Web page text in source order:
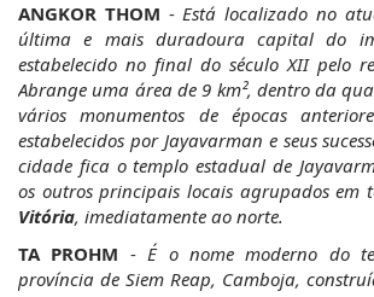
ANGKOR THOM - Está localizado no
última e mais duradoura capital do
estabelecido no final do século XII pelo
Abrange uma área de 9 km², dentro da
vários monumentos de épocas
estabelecidos por Jayavarman e seus
cidade fica o templo estadual de
os outros principais locais agrupados
Vitória, imediatamente ao norte.
TA PROHM - É o nome moderno do
província de Siem Reap, Camboja,